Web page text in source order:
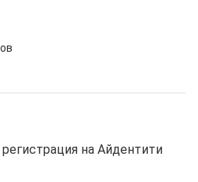
на Айдентити